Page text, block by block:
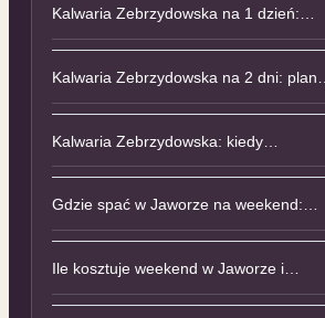
Kalwaria Zebrzydowska na 1 dzień:…
Kalwaria Zebrzydowska na 2 dni: plan…
Kalwaria Zebrzydowska: kiedy…
Gdzie spać w Jaworze na weekend:…
Ile kosztuje weekend w Jaworze i…